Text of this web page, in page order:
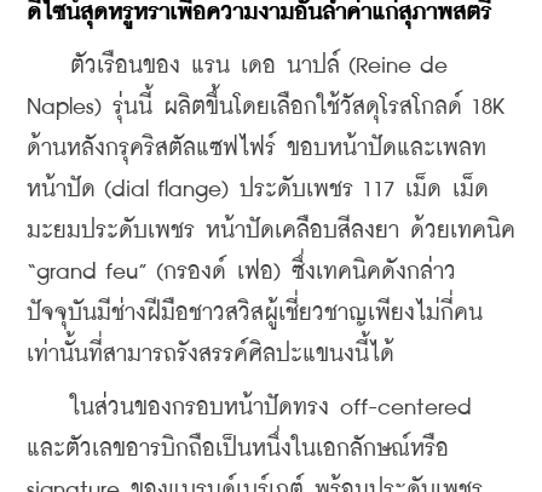
ดีไซน์สุดหรูหราเพื่อความงามอันล้ำค่าแก่สุภาพสตรี
ตัวเรือนของ แรน เดอ นาปล์ (Reine de
Naples) รุ่นนี้ ผลิตขึ้นโดยเลือกใช้วัสดุโรสโกลด์ 18K
ด้านหลังกรุคริสตัลแซฟไฟร์ ขอบหน้าปัดและเพลท
หน้าปัด (dial flange) ประดับเพชร 117 เม็ด เม็ด
มะยมประดับเพชร หน้าปัดเคลือบสีลงยา ด้วยเทคนิค
“grand feu” (กรองด์ เฟอ) ซึ่งเทคนิคดังกล่าว
ปัจจุบันมีช่างฝีมือชาวสวิสผู้เชี่ยวชาญเพียงไม่กี่คน
เท่านั้นที่สามารถรังสรรค์ศิลปะแขนงนี้ได้
ในส่วนของกรอบหน้าปัดทรง off-centered
และตัวเลขอารบิกถือเป็นหนึ่งในเอกลักษณ์หรือ